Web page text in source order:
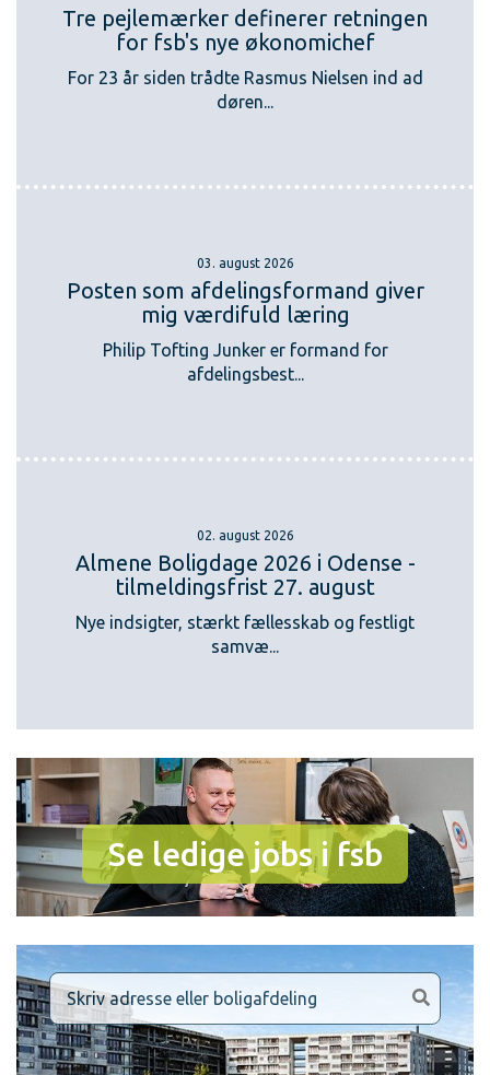
Tre pejlemærker definerer retningen
for fsb's nye økonomichef
For 23 år siden trådte Rasmus Nielsen ind ad
døren...
03. august 2026
Posten som afdelingsformand giver
mig værdifuld læring
Philip Tofting Junker er formand for
afdelingsbest...
02. august 2026
Almene Boligdage 2026 i Odense -
tilmeldingsfrist 27. august
Nye indsigter, stærkt fællesskab og festligt
samvæ...
Se ledige jobs i fsb